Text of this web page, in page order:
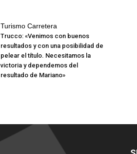
Turismo Carretera
Trucco: «Venimos con buenos
resultados y con una posibilidad de
pelear el título. Necesitamos la
victoria y dependemos del
resultado de Mariano»